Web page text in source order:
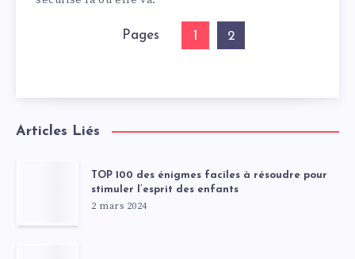
Pages 1 2
Articles Liés
TOP 100 des énigmes faciles à résoudre pour
stimuler l’esprit des enfants
2 mars 2024